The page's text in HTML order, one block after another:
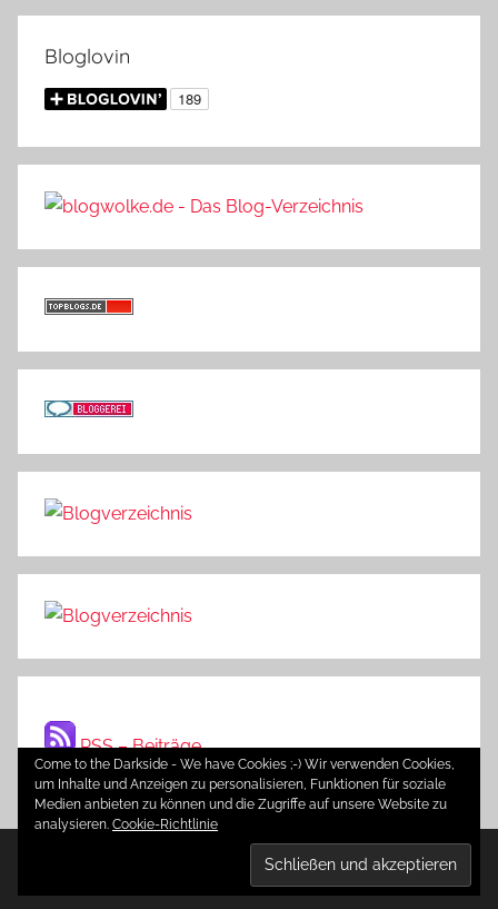
Bloglovin
RSS – Beiträge
WordPress-Theme: Donovan von ThemeZee.
Come to the Darkside - We have Cookies ;-) Wir verwenden Cookies,
um Inhalte und Anzeigen zu personalisieren, Funktionen für soziale
Medien anbieten zu können und die Zugriffe auf unsere Website zu
analysieren. Cookie-Richtlinie